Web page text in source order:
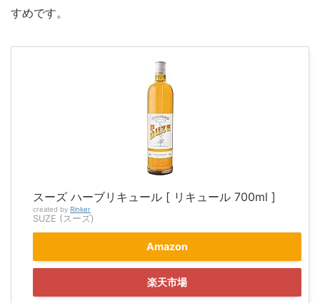
すめです。
スーズ ハーブリキュール [ リキュール 700ml ]
created by Rinker
SUZE (スーズ)
Amazon
楽天市場